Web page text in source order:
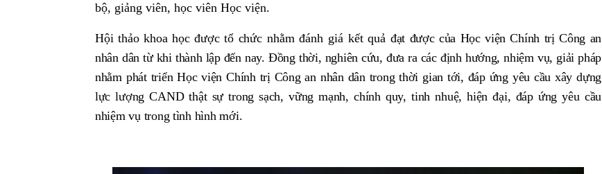
bộ, giảng viên, học viên Học viện.
Hội thảo khoa họcđược tổ chức nhằm đánh giá kết quả đạt được của Học viện Chính trị Công an
nhân dân từ khi thành lập đến nay. Đồng thời, nghiên cứu, đưa ra các định hướng, nhiệm vụ, giải pháp
nhằm phát triển Học viện Chính trị Công an nhân dân trong thời gian tới, đáp ứng yêu cầu xây dựng
lực lượng CAND thật sự trong sạch, vững mạnh, chính quy, tinh nhuệ, hiện đại, đáp ứng yêu cầu
nhiệm vụ trong tình hình mới.